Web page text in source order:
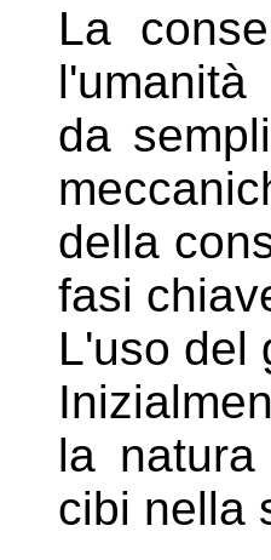
La
l'umanità
da
della
fasi
L'uso del
la natura
cibi nella